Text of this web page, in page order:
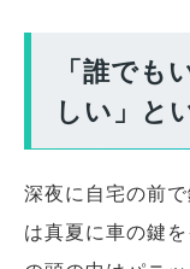
「誰でも
しい」と
深夜に自宅の前
は真夏に車の鍵